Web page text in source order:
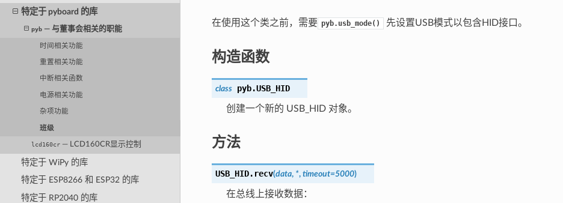
特定于 pyboard 的库
pyb — 与董事会相关的职能
时间相关功能
重置相关功能
中断相关函数
电源相关功能
杂项功能
班级
lcd160cr — LCD160CR显示控制
特定于 WiPy 的库
特定于 ESP8266 和 ESP32 的库
特定于 RP2040 的库
在使用这个类之前，需要 pyb.usb_mode() 先设置USB模式以包含HID接口。
构造函数
class pyb.USB_HID
创建一个新的 USB_HID 对象。
方法
USB_HID. recv(data, *, timeout=5000)
在总线上接收数据：